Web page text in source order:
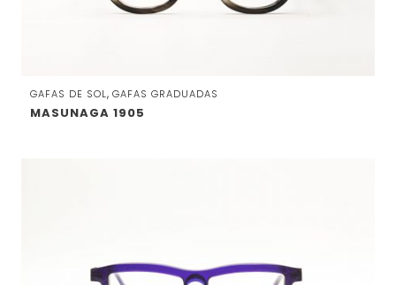
GAFAS DE SOL, GAFAS GRADUADAS
MASUNAGA 1905